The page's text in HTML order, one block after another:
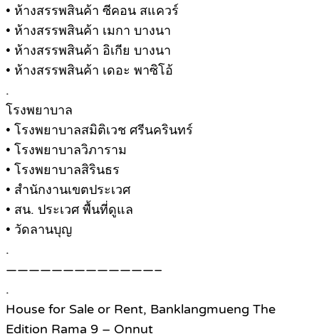
• ห้างสรรพสินค้า ซีคอน สแควร์
• ห้างสรรพสินค้า เมกา บางนา
• ห้างสรรพสินค้า อิเกีย บางนา
• ห้างสรรพสินค้า เดอะ พาซิโอ้
.
โรงพยาบาล
• โรงพยาบาลสมิติเวช ศรีนครินทร์
• โรงพยาบาลวิภาราม
• โรงพยาบาลสิรินธร
• สำนักงานเขตประเวศ
• สน. ประเวศ พื้นที่ดูแล
• วัดลานบุญ
.
—————————————–
.
House for Sale or Rent, Banklangmueng The
Edition Rama 9 – Onnut